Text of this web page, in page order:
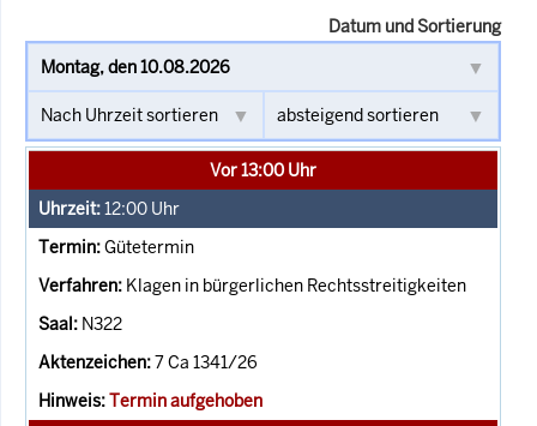
Datum und Sortierung
Vor 13:00 Uhr
12:00 Uhr
Gütetermin
Klagen in bürgerlichen Rechtsstreitigkeiten
N322
7 Ca 1341/26
Termin aufgehoben